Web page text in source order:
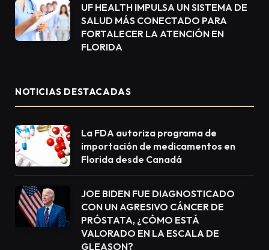
UF HEALTH IMPULSA UN SISTEMA DE
SALUD MÁS CONECTADO PARA
FORTALECER LA ATENCIÓN EN
FLORIDA
NOTICIAS DESTACADAS
La FDA autoriza programa de
importación de medicamentos en
Florida desde Canadá
JOE BIDEN FUE DIAGNOSTICADO
CON UN AGRESIVO CÁNCER DE
PRÓSTATA, ¿CÓMO ESTÁ
VALORADO EN LA ESCALA DE
GLEASON?